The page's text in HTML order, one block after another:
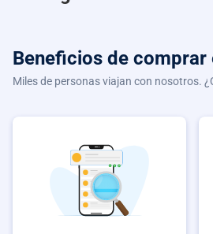
Beneficios de comprar
Miles de personas viajan con nosotros.